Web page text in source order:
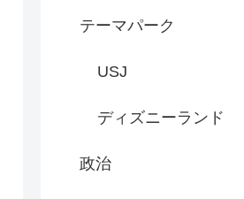
テーマパーク
USJ
ディズニーランド
政治